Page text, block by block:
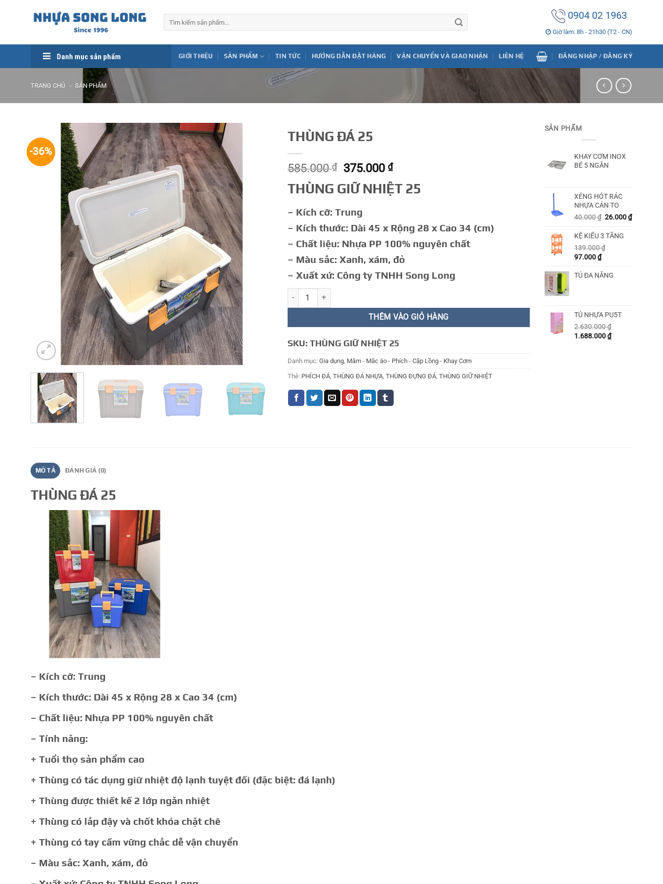
0904 02 1963
Giờ làm: 8h - 21h30 (T2 - CN)
Danh mục sản phẩm GIỚI THIỆU SẢN PHẨM TIN TỨC HƯỚNG DẪN ĐẶT HÀNG VẬN CHUYỂN VÀ GIAO NHẬN LIÊN HỆ ĐĂNG NHẬP / ĐĂNG KÝ
TRANG CHỦ » SẢN PHẨM
-36%
THÙNG ĐÁ 25
585.000₫
Giá
gốc
là:
375.000₫Giá
hiện
tại
THÙNG GIỮ NHIỆT 25
– Kích cỡ: Trung
– Kích thước: Dài 45 x Rộng 28 x Cao 34 (cm)
– Chất liệu: Nhựa PP 100% nguyên chất
– Màu sắc: Xanh, xám, đỏ
– Xuất xứ: Công ty TNHH Song Long
THÙNG ĐÁ 25 số lượng
THÊM VÀO GIỎ HÀNG
SKU: THÙNG GIỮ NHIỆT 25
Danh mục: Gia dụng, Mâm - Mắc áo - Phích - Cặp Lồng - Khay Cơm
Thẻ: PHÍCH ĐÁ, THÙNG ĐÁ NHỰA, THÙNG ĐỰNG ĐÁ, THÙNG GIỮ NHIỆT
SẢN PHẨM
KHAY CƠM INOX
BÉ 5 NGĂN
XẺNG HÓT RÁC
NHỰA CÁN TO
40.000₫ 26.000₫
KỆ KIỂU 3 TẦNG
139.000₫
97.000₫
TỦ ĐA NĂNG
TỦ NHỰA PU5T
2.630.000₫
1.688.000₫
MÔ TẢ ĐÁNH GIÁ (0)
THÙNG ĐÁ 25
– Kích cỡ: Trung
– Kích thước: Dài 45 x Rộng 28 x Cao 34 (cm)
– Chất liệu: Nhựa PP 100% nguyên chất
– Tính năng:
+ Tuổi thọ sản phẩm cao
+ Thùng có tác dụng giữ nhiệt độ lạnh tuyệt đối (đặc biệt: đá lạnh)
+ Thùng được thiết kế 2 lớp ngăn nhiệt
+ Thùng có lắp đậy và chốt khóa chặt chẽ
+ Thùng có tay cầm vững chắc dễ vận chuyển
– Màu sắc: Xanh, xám, đỏ